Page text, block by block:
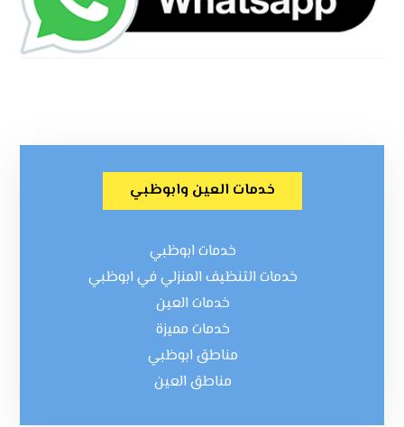
خدمات العين وابوظبي
خدمات ابوظبي
خدمات التنظيف المنزلي في ابوظبي
خدمات العين
خدمات مميزة
مناطق ابوظبي
مناطق العين